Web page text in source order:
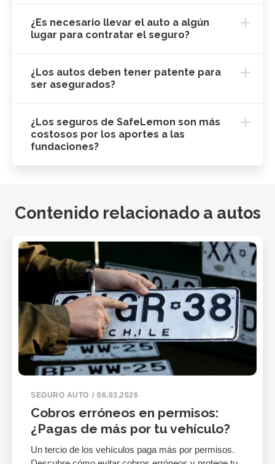
¿Es necesario llevar el auto a algún
lugar para contratar el seguro?
¿Los autos deben tener patente para
ser asegurados?
¿Los seguros de SafeLemon son más
costosos por los aportes a las
fundaciones?
Contenido relacionado a autos
SEGURO AUTO 06.03.2026
Cobros erróneos en permisos:
¿Pagas de más por tu vehículo?
Un tercio de los vehículos paga más por permisos.